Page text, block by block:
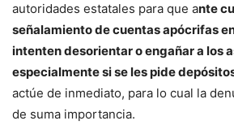
autoridades estatales para que ante
señalamiento de cuentas apócrifas
intenten desorientar o engañar a los
especialmente si se les pide
actúe de inmediato, para lo cual la
de suma importancia.